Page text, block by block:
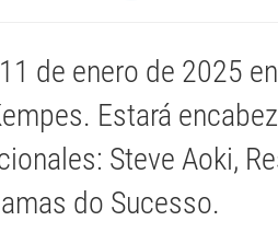
de enero de 2025
Estará
Steve Aoki,
do Sucesso.